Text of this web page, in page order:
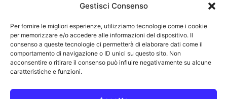
Gestisci Consenso
Per fornire le migliori esperienze, utilizziamo tecnologie come i cookie
per memorizzare e/o accedere alle informazioni del dispositivo. Il
consenso a queste tecnologie ci permetterà di elaborare dati come il
comportamento di navigazione o ID unici su questo sito. Non
acconsentire o ritirare il consenso può influire negativamente su alcune
caratteristiche e funzioni.
Progetti
Together For a New Africa
United World Project
Co Governance